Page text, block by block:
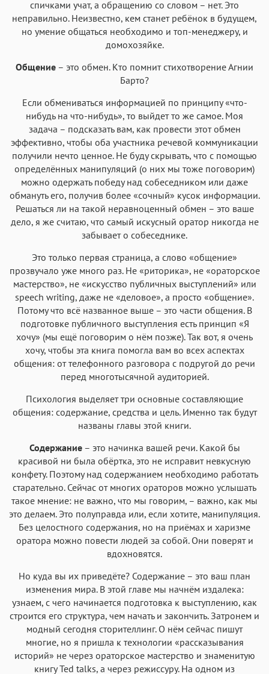
спичками учат, а обращению со словом – нет. Это
неправильно. Неизвестно, кем станет ребёнок в будущем,
но умение общаться необходимо и топ-менеджеру, и
домохозяйке.
Общение – это обмен. Кто помнит стихотворение Агнии
Барто?
Если обмениваться информацией по принципу «что-
нибудь на что-нибудь», то выйдет то же самое. Моя
задача – подсказать вам, как провести этот обмен
эффективно, чтобы оба участника речевой коммуникации
получили нечто ценное. Не буду скрывать, что с помощью
определённых манипуляций (о них мы тоже поговорим)
можно одержать победу над собеседником или даже
обмануть его, получив более «сочный» кусок информации.
Решаться ли на такой неравноценный обмен – это ваше
дело, я же считаю, что самый искусный оратор никогда не
забывает о собеседнике.
Это только первая страница, а слово «общение»
прозвучало уже много раз. Не «риторика», не «ораторское
мастерство», не «искусство публичных выступлений» или
speech writing, даже не «деловое», а просто «общение».
Потому что всё названное выше – это части общения. В
подготовке публичного выступления есть принцип «Я
хочу» (мы ещё поговорим о нём позже). Так вот, я очень
хочу, чтобы эта книга помогла вам во всех аспектах
общения: от телефонного разговора с подругой до речи
перед многотысячной аудиторией.
Психология выделяет три основные составляющие
общения: содержание, средства и цель. Именно так будут
названы главы этой книги.
Содержание– это начинка вашей речи. Какой бы
красивой ни была обёртка, это не исправит невкусную
конфету. Поэтому над содержанием необходимо работать
старательно. Сейчас от многих ораторов можно услышать
такое мнение: не важно, что мы говорим, – важно, как мы
это делаем. Это полуправда или, если хотите, манипуляция.
Без целостного содержания, но на приёмах и харизме
оратора можно повести людей за собой. Они поверят и
вдохновятся.
Но куда вы их приведёте? Содержание – это ваш план
изменения мира. В этой главе мы начнём издалека:
узнаем, с чего начинается подготовка к выступлению, как
строится его структура, чем начать и закончить. Затронем и
модный сегодня сторителлинг. О нём сейчас пишут
многие, но я пришла к технологии «рассказывания
историй» не через ораторское мастерство и знаменитую
книгу Ted talks, а через режиссуру. На одном из